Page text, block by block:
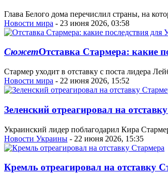
Глава Белого дома перечислил страны, на
Новости мира - 23 июня 2026, 03:58
СюжетОтставка Стармера: какие
Стармер уходит в отставку с поста лидера
Новости мира - 22 июня 2026, 15:52
Зеленский отреагировал на
Украинский лидер поблагодарил Кира
Новости Украины - 22 июня 2026, 15:35
Кремль отреагировал на отставку